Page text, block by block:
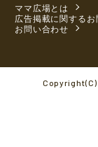
ママ広場とは
広告掲載に関する
お問い合わせ